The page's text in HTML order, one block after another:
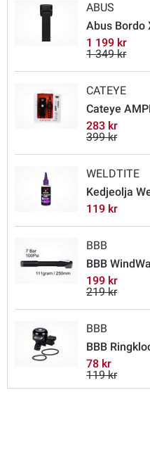
ABUS
Abus Bordo
1 199 kr
1 349 kr
CATEYE
Cateye
283 kr
399 kr
WELDTITE
Kedjeolja
119 kr
BBB
BBB
199 kr
219 kr
BBB
BBB
78 kr
119 kr